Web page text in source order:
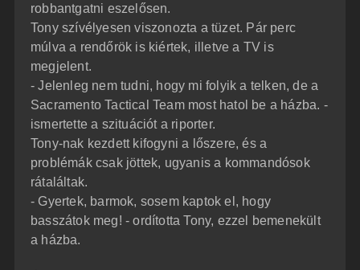
robbantgatni eszelősen.
Tony szívélyesen viszonozta a tüzet. Pár perc
múlva a rendőrök is kiértek, illetve a TV is
megjelent.
- Jelenleg nem tudni, hogy mi folyik a telken, de a
Sacramento Tactical Team most hatol be a házba. -
ismertette a szituációt a riporter.
Tony-nak kezdett kifogyni a lőszere, és a
problémák csak jöttek, ugyanis a kommandósok
rátaláltak.
- Gyertek, barmok, sosem kaptok el, hogy
basszátok meg! - ordította Tony, ezzel bemenekült
a házba.